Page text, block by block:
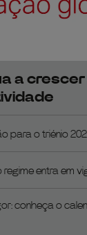
a
para o triénio
entra em
conheça o